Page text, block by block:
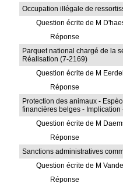
Occupation illégale de
Question écrite de M
Réponse
Parquet national chargé de la
Réalisation (7-2169)
Question écrite de M
Réponse
Protection des animaux -
financières belges -
Question écrite de M
Réponse
Sanctions administratives
Question écrite de M
Réponse